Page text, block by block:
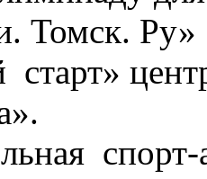
Томск. Ру»